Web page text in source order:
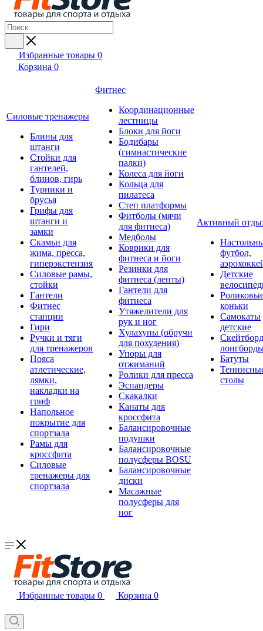
Избранные товары 0
Корзина 0
Силовые тренажеры
Блины для
штанги
Стойки для
гантелей,
блинов, гирь
Турники и
брусья
Грифы для
штанги и
замки
Скамьи для
жима, пресса,
гиперэкстензия
Силовые рамы,
стойки
Гантели
Фитнес
станции
Гири
Ручки и тяги
для тренажеров
Пояса
атлетические,
лямки,
накладки на
гриф
Напольное
покрытие для
спортзала
Рамы для
кроссфита
Силовые
тренажеры для
спортзала
Фитнес
Координационные
лестницы
Блоки для йоги
Бодибары
(гимнастические
палки)
Колеса для йоги
Кольца для
пилатеса
Степ платформы
Фитболы (мячи
для фитнеса)
Медболы
Коврики для
фитнеса и йоги
Резинки для
фитнеса (ленты)
Гантели для
фитнеса
Утяжелители для
рук и ног
Хулахупы (обручи
для похудения)
Упоры для
отжиманий
Ролики для пресса
Эспандеры
Скакалки
Канаты для
кроссфита
Балансировочные
подушки
Балансировочные
полусферы BOSU
Балансировочные
диски
Масажные
полусферы для
ног
Активный
футбол,
Детские
коньки
Самокаты
детские
Батуты
столы
Избранные товары 0 Корзина 0